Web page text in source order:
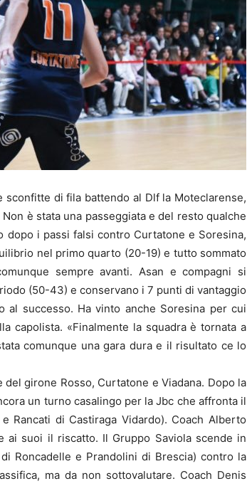
sconfitte di fila battendo al Dlf la Moteclarense,
è stata una passeggiata e del resto qualche
i passi falsi contro Curtatone e Soresina,
nel primo quarto (20-19) e tutto sommato
sempre avanti. Asan e compagni si
(50-43) e conservano i 7 punti di vantaggio
successo. Ha vinto anche Soresina per cui
capolista. «Finalmente la squadra è tornata a
comunque una gara dura e il risultato ce lo
girone Rosso, Curtatone e Viadana. Dopo la
un turno casalingo per la Jbc che affronta il
Rancati di Castiraga Vidardo). Coach Alberto
suoi il riscatto. Il Gruppo Saviola scende in
Roncadelle e Prandolini di Brescia) contro la
ma da non sottovalutare. Coach Denis